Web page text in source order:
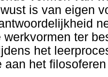
is van eigen
werkvormen ter
het
aan het